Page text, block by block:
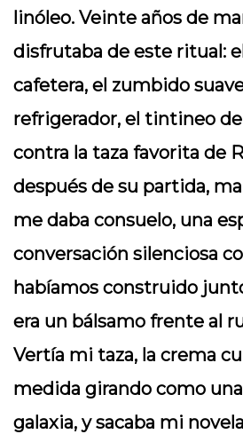
linóleo. Veinte años de
disfrutaba de este ritual:
cafetera, el zumbido
refrigerador, el tintineo de
contra la taza favorita de
después de su partida,
me daba consuelo, una
conversación silenciosa
habíamos construido
era un bálsamo frente al
Vertía mi taza, la crema
medida girando como
galaxia, y sacaba mi